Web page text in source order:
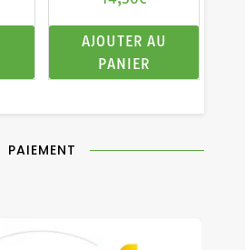
produit
AJOUTER AU
PANIER
PAIEMENT